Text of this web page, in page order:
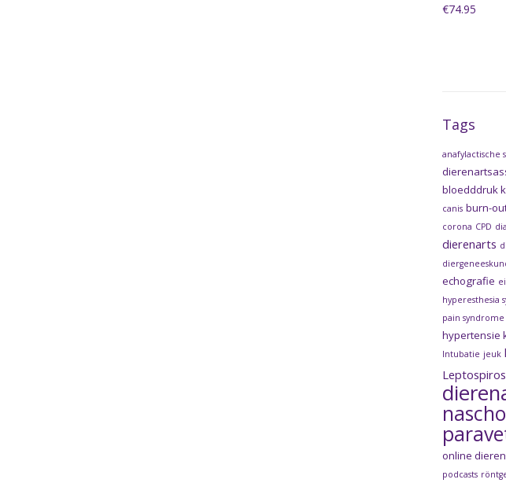
€74.95
Tags
anafylactische
bloedddruk
canis burn-
corona CPD
dierenarts
echografie
hyperesthesia
pain syndrome
hypertensie
Intubatie jeuk
online
podcasts